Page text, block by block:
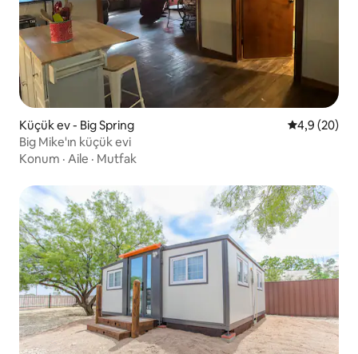
Küçük ev - Big Spring 5 üzerinden
4,9 (20)
Big Mike'ın küçük evi
Konum · Aile · Mutfak